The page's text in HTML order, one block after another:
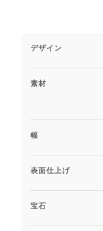
デザイン
素材
幅
表面仕上げ
宝石